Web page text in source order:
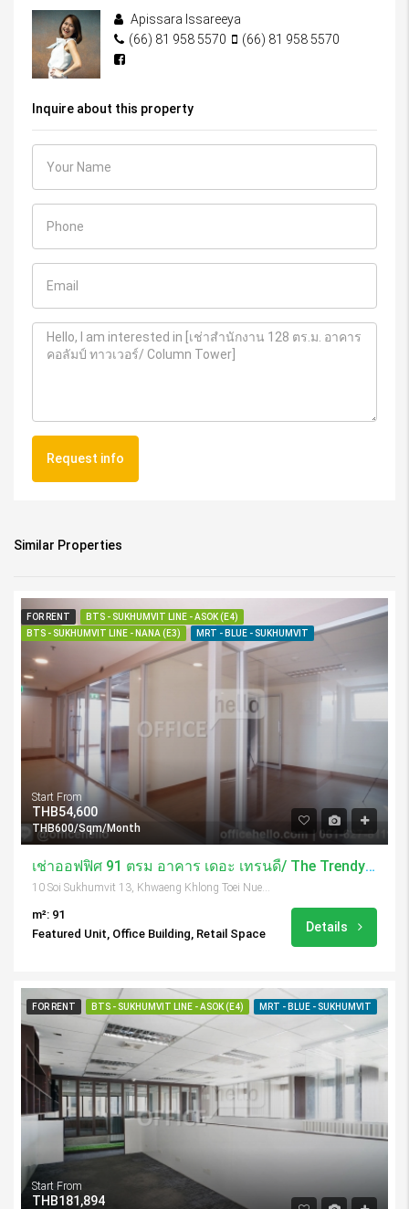
Apissara Issareeya
(66) 81 958 5570
(66) 81 958 5570
Inquire about this property
Request info
Similar Properties
FOR RENT
BTS - SUKHUMVIT LINE - ASOK (E4)
BTS - SUKHUMVIT LINE - NANA (E3)
MRT - BLUE - SUKHUMVIT
Start From
THB54,600
THB600/Sqm/Month
เช่าออฟฟิศ 91 ตรม อาคาร เดอะ เทรนดี้/ The Trendy Building
m²: 91
Featured Unit, Office Building, Retail Space
Details
FOR RENT BTS - SUKHUMVIT LINE - ASOK (E4) MRT - BLUE - SUKHUMVIT
Start From
THB181,894